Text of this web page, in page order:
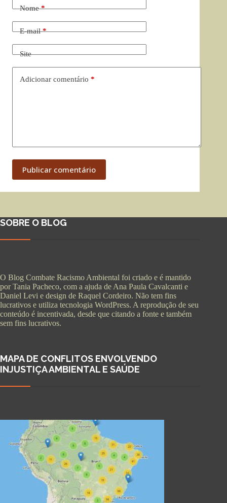
Nome*
E-mail*
Site
Adicionar comentário *
Publicar comentário
SOBRE O BLOG
O Blog Combate Racismo Ambiental foi criado e é mantido
por Tania Pacheco, com a ajuda de Ana Paula Cavalcanti e
Daniel Levi e design de Raquel Cordeiro. Não tem fins
lucrativos e utiliza tecnologia WordPress. A reprodução de seu
conteúdo é incentivada, desde que citando a fonte e também
sem fins lucrativos.
MAPA DE CONFLITOS ENVOLVENDO
INJUSTIÇA AMBIENTAL E SAÚDE